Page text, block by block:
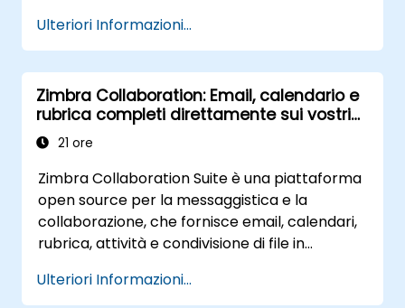
esigenze operative.
Ulteriori Informazioni...
Zimbra Collaboration: Email, calendario e
rubrica completi direttamente sui vostri
server21 ore
Zimbra Collaboration Suite è una piattaforma
open source per la messaggistica e la
collaborazione, che fornisce email, calendari,
rubrica, attività e condivisione di file in
alternativa autogestita diretta a Microsoft
Ulteriori Informazioni...